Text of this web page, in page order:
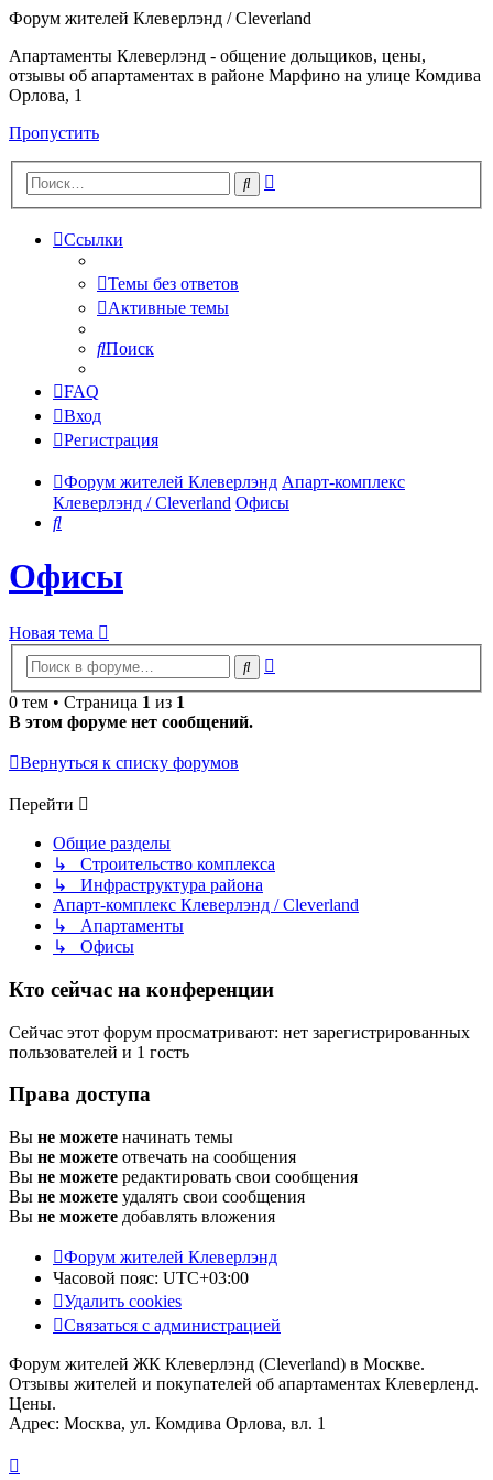
Форум жителей Клеверлэнд / Cleverland
Апартаменты Клеверлэнд - общение дольщиков, цены,
отзывы об апартаментах в районе Марфино на улице Комдива
Орлова, 1
Пропустить
Поиск
Ссылки
Темы без ответов
Активные темы
Поиск
FAQ
Вход
Регистрация
Форум жителей Клеверлэнд Апарт-комплекс
Клеверлэнд / Cleverland Офисы
Поиск
Офисы
Новая тема
Поиск
0 тем • Страница 1 из 1
В этом форуме нет сообщений.
Вернуться к списку форумов
Перейти
Общие разделы
↳ Строительство комплекса
↳ Инфраструктура района
Апарт-комплекс Клеверлэнд / Cleverland
↳ Апартаменты
↳ Офисы
Кто сейчас на конференции
Сейчас этот форум просматривают: нет зарегистрированных
пользователей и 1 гость
Права доступа
Вы не можете начинать темы
Вы не можете отвечать на сообщения
Вы не можете редактировать свои сообщения
Вы не можете удалять свои сообщения
Вы не можете добавлять вложения
Форум жителей Клеверлэнд
Часовой пояс: UTC+03:00
Удалить cookies
Связаться с администрацией
Форум жителей ЖК Клеверлэнд (Cleverland) в Москве.
Отзывы жителей и покупателей об апартаментах Клеверленд.
Цены.
Адрес: Москва, ул. Комдива Орлова, вл. 1